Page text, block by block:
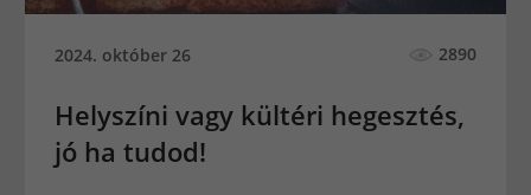
2024. október 26 2890
Helyszíni vagy kültéri hegesztés,
jó ha tudod!